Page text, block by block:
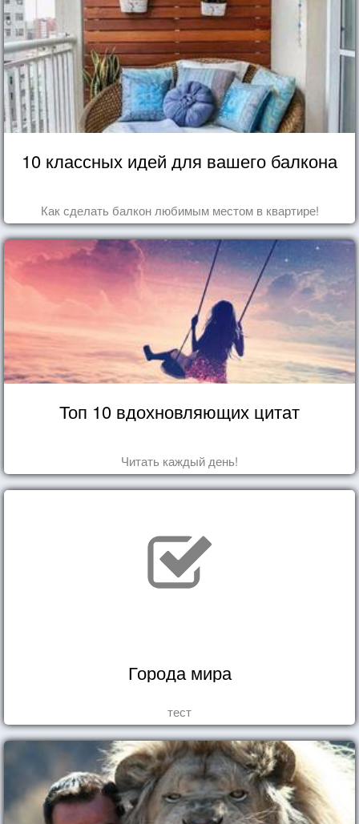
10 классных идей для вашего балкона
Как сделать балкон любимым местом в квартире!
Топ 10 вдохновляющих цитат
Читать каждый день!
Города мира
тест